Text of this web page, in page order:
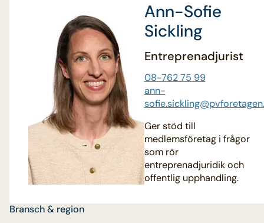
Ann-Sofie
Sickling
Entreprenadjurist
08-762 75 99
ann-
Ger stöd till
medlemsföretag i frågor
som rör
entreprenadjuridik och
offentlig upphandling.
Bransch & region